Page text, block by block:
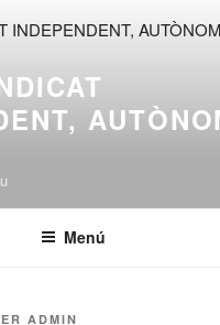
Menú
ADMIN